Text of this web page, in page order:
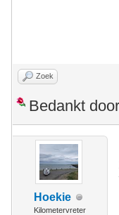
Zoek
Bedankt
Hoekie
Kilometervreter